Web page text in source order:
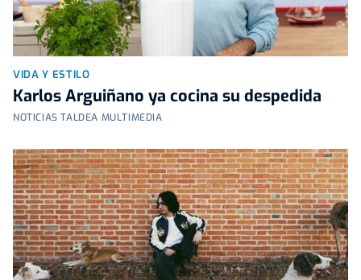
VIDA Y ESTILO
Karlos Arguiñano ya cocina su despedida
NOTICIAS TALDEA MULTIMEDIA